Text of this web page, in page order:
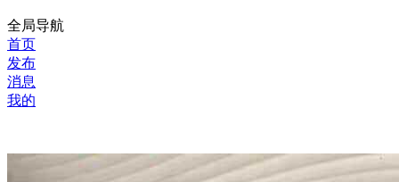
全局导航
首页
发布
消息
我的